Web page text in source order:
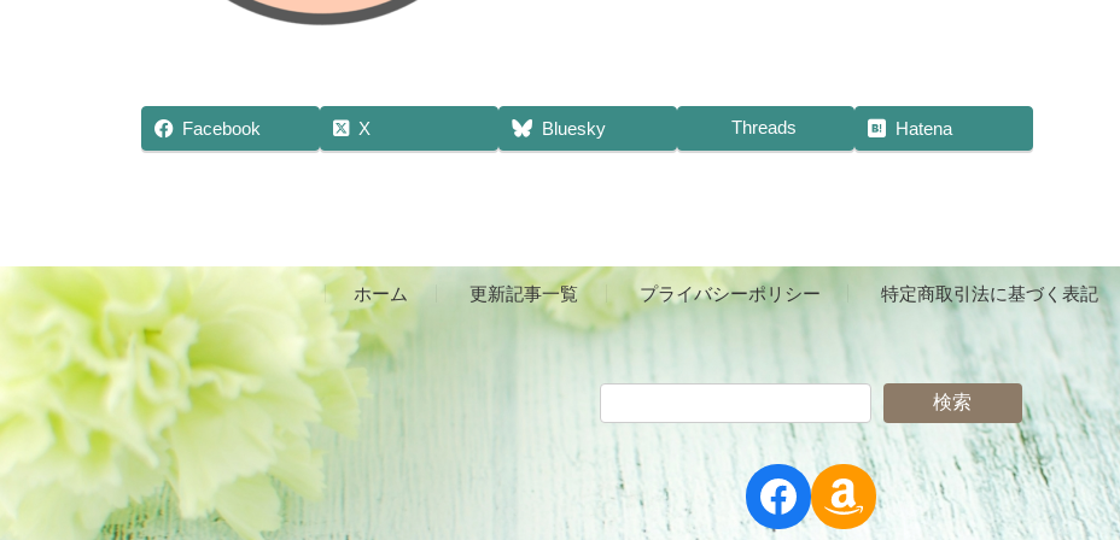
Facebook X Bluesky Threads Hatena
ホーム 更新記事一覧 プライバシーポリシー 特定商取引法に基づく表記
検索
Facebook
Amazon